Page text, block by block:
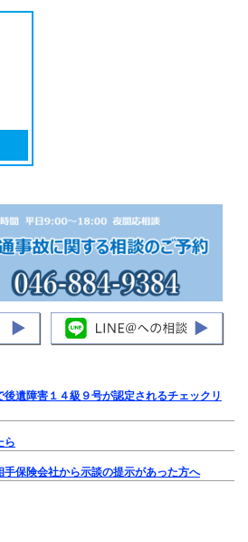
遺障害１４級９号が認定されるチェックリ
ら
保険会社から示談の提示があった方へ